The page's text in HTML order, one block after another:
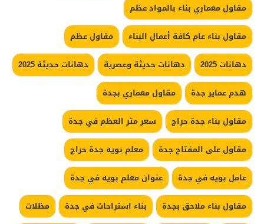
مقاول معماري بناء بالمواد عظم
مقاول بناء عام كافة أعمال البناء
مقاول عظم
دهانات 2025
دهانات حديثة وعصرية
دهانات حديثة 2025
هدم عماير جدة
مقاول معماري بجدة
مقاول بناء جدة حراج
سعر متر العظم في جدة
مقاول على المفتاح جدة
معلم بويه جدة حراج
عامل بويه في جدة
عنوان معلم بويه في جدة
مقاول بناء ملاحق بجدة
بناء استراحات في جدة
مظلات